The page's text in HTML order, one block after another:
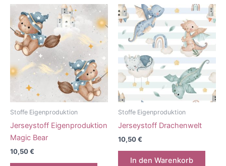
Stoffe Eigenproduktion
Jerseystoff Eigenproduktion
Magic Bear
10,50€
Stoffe Eigenproduktion
Jerseystoff Drachenwelt
10,50€
In den Warenkorb